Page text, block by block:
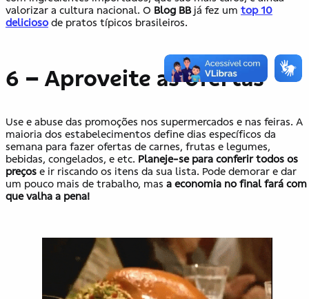
valorizar a cultura nacional. O Blog BBjá fez um top 10
deliciosode pratos típicos brasileiros.
6 – Aproveite as ofertas
Use e abuse das promoções nos supermercados e nas feiras. A
maioria dos estabelecimentos define dias específicos da
semana para fazer ofertas de carnes, frutas e legumes,
bebidas, congelados, e etc. Planeje-se para conferir todos os
preços e ir riscando os itens da sua lista. Pode demorar e dar
um pouco mais de trabalho, mas a economia no final fará com
que valha a pena!